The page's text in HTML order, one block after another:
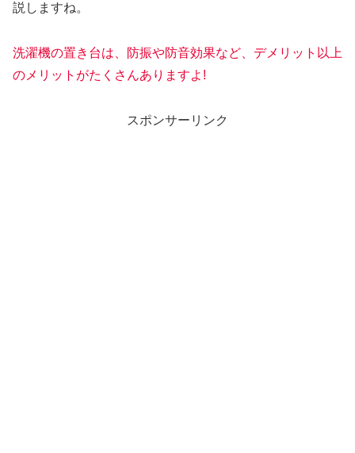
説しますね。
洗濯機の置き台は、防振や防音効果など、デメリット 以上
の メリットがたくさんありますよ!
スポンサーリンク